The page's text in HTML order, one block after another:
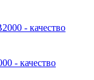
- качество